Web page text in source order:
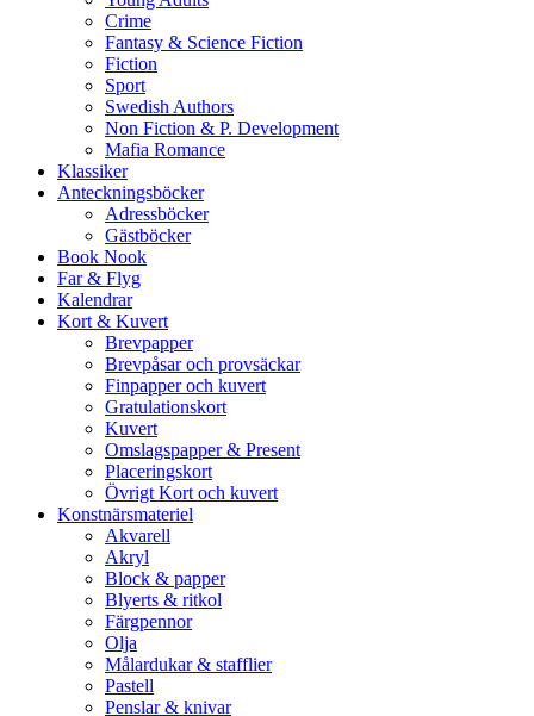
Crime
Fantasy & Science Fiction
Fiction
Sport
Swedish Authors
Non Fiction & P. Development
Mafia Romance
Klassiker
Anteckningsböcker
Adressböcker
Gästböcker
Book Nook
Far & Flyg
Kalendrar
Kort & Kuvert
Brevpapper
Brevpåsar och provsäckar
Finpapper och kuvert
Gratulationskort
Kuvert
Omslagspapper & Present
Placeringskort
Övrigt Kort och kuvert
Konstnärsmateriel
Akvarell
Akryl
Block & papper
Blyerts & ritkol
Färgpennor
Olja
Målardukar & stafflier
Pastell
Penslar & knivar